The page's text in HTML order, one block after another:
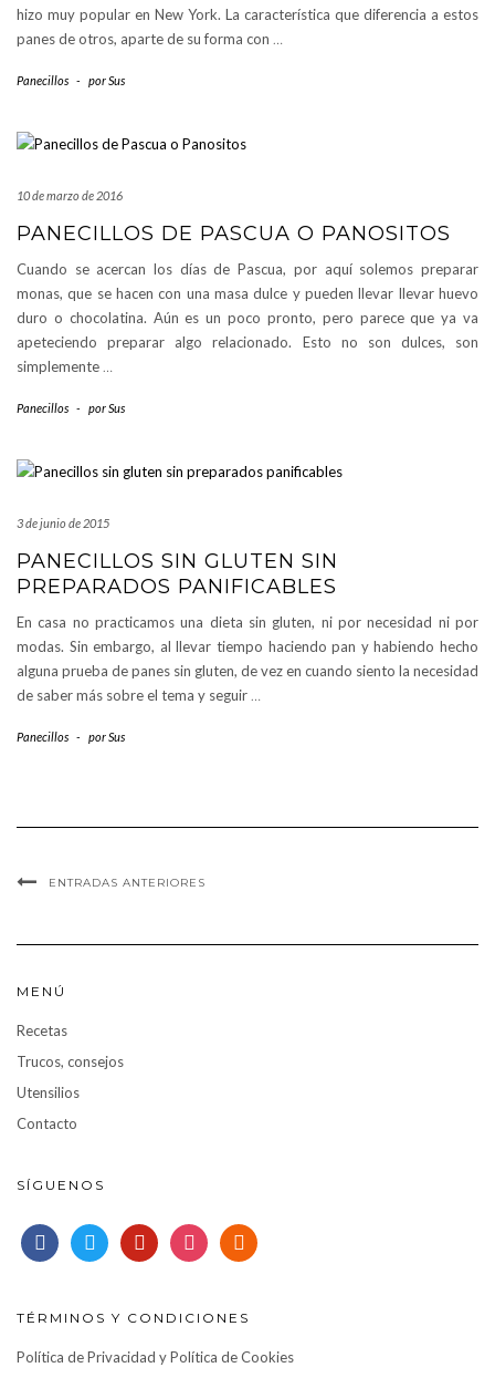
hizo muy popular en New York. La característica que diferencia a estos
panes de otros, aparte de su forma con …
Panecillos - porSus
10 de marzo de 2016
PANECILLOS DE PASCUA O PANOSITOS
Cuando se acercan los días de Pascua, por aquí solemos preparar
monas, que se hacen con una masa dulce y pueden llevar llevar huevo
duro o chocolatina. Aún es un poco pronto, pero parece que ya va
apeteciendo preparar algo relacionado. Esto no son dulces, son
simplemente …
Panecillos - porSus
3 de junio de 2015
PANECILLOS SIN GLUTEN SIN
PREPARADOS PANIFICABLES
En casa no practicamos una dieta sin gluten, ni por necesidad ni por
modas. Sin embargo, al llevar tiempo haciendo pan y habiendo hecho
alguna prueba de panes sin gluten, de vez en cuando siento la necesidad
de saber más sobre el tema y seguir …
Panecillos - porSus
ENTRADAS ANTERIORES
MENÚ
Recetas
Trucos, consejos
Utensilios
Contacto
SÍGUENOS
facebooktwitter pinterestinstagramrss
TÉRMINOS Y CONDICIONES
Política de Privacidad y Política de Cookies